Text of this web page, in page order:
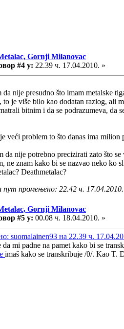
Gornji Milanovac
#4 у: 22.39 ч. 17.04.2010. »
da nije presudno što imam metalske
to je više bilo kao dodatan razlog, ali
bitnim i da se podrazumeva, da
veći problem to što danas ima
da nije potrebno precizirati zato što
ne znam kako bi se nazvao neko ko
Deathmetalac?
пут промењено: 22.42 ч.
Gornji Milanovac
#5 у: 00.08 ч. 18.04.2010. »
suomalainen93 на 22.39 ч.
da mi padne na pamet kako bi se
imaš kako se transkribuje /θ/. Kao T.